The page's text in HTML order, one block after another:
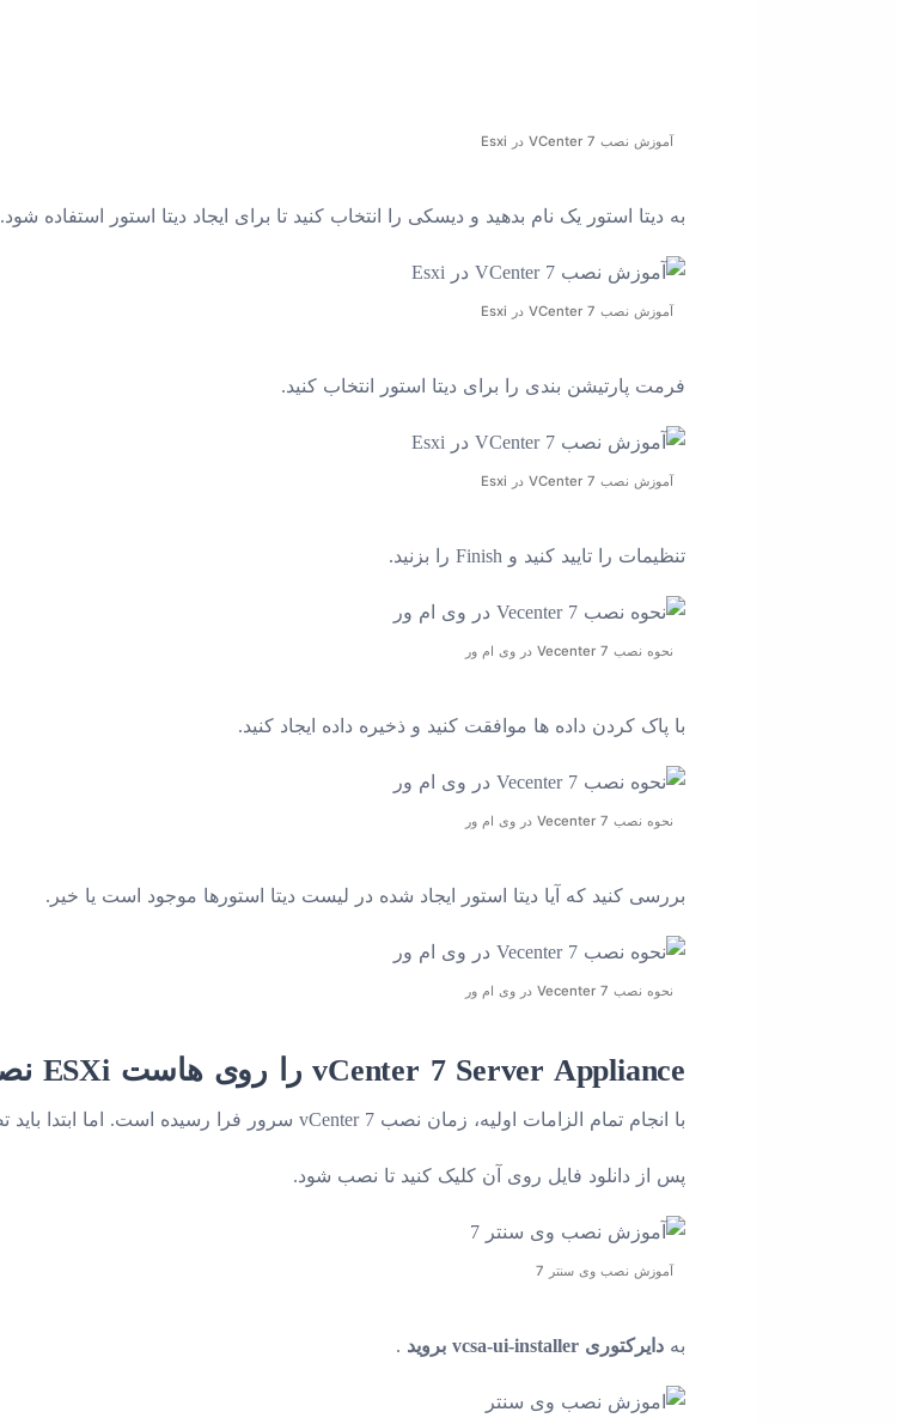
آموزش نصب VCenter 7 در Esxi
به دیتا استور یک نام بدهید و دیسکی را انتخاب کنید تا برای ایجاد دیتا استور استفاده شود.
آموزش نصب VCenter 7 در Esxi
فرمت پارتیشن بندی را برای دیتا استور انتخاب کنید.
آموزش نصب VCenter 7 در Esxi
تنظیمات را تایید کنید و Finish را بزنید.
نحوه نصب Vecenter 7 در وی ام ور
با پاک کردن داده ها موافقت کنید و ذخیره داده ایجاد کنید.
نحوه نصب Vecenter 7 در وی ام ور
بررسی کنید که آیا دیتا استور ایجاد شده در لیست دیتا استورها موجود است یا خیر.
نحوه نصب Vecenter 7 در وی ام ور
vCenter 7 Server Appliance را روی هاست ESXi نصب کنید
با انجام تمام الزامات اولیه، زمان نصب vCenter 7 سرور فرا رسیده است. اما ابتدا باید تصویر vCenter ISO را از صفحه VMware Downloads دانلود کنید.
پس از دانلود فایل روی آن کلیک کنید تا نصب شود.
آموزش نصب وی سنتر 7
به دایرکتوری vcsa-ui-installer بروید .